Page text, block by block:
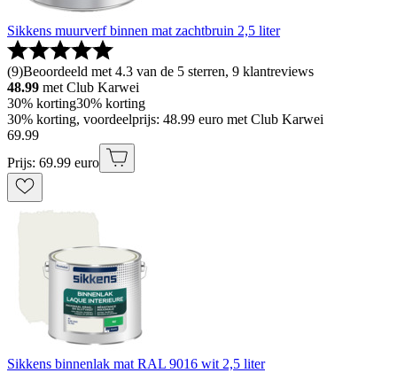
Sikkens muurverf binnen mat zachtbruin 2,5 liter
(9)Beoordeeld met 4.3 van de 5 sterren, 9 klantreviews
48.99 met Club Karwei
30% korting30% korting
30% korting, voordeelprijs: 48.99 euro met Club Karwei
69.99
Prijs: 69.99 euro
Sikkens binnenlak mat RAL 9016 wit 2,5 liter